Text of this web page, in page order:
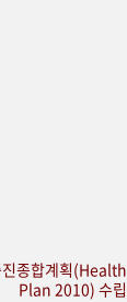
종합계획(Health
Plan 2010) 수립